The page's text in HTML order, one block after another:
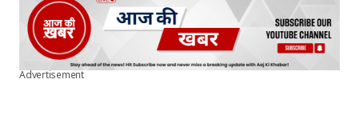
Advertisement